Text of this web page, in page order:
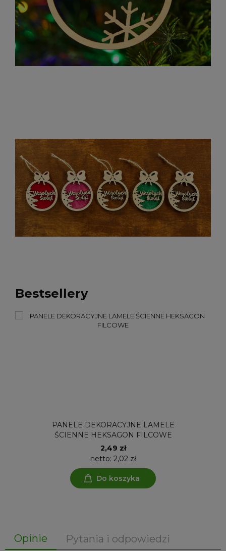
Bestsellery
PANELE DEKORACYJNE LAMELE
ŚCIENNE HEKSAGON FILCOWE
2,49 zł
netto: 2,02 zł
Do koszyka
Opinie Pytania i odpowiedzi